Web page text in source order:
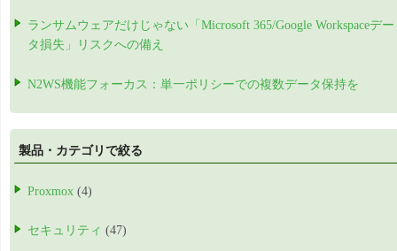
ランサムウェアだけじゃない「Microsoft 365/Google Workspaceデー
タ損失」リスクへの備え
N2WS機能フォーカス：単一ポリシーでの複数データ保持を
製品・カテゴリで絞る
Proxmox (4)
セキュリティ (47)